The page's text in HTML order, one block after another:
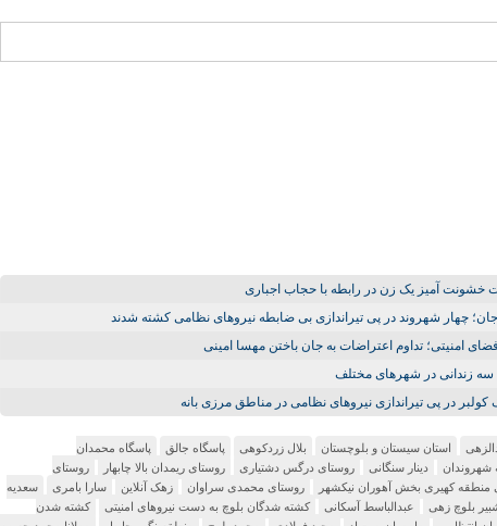
خشونت آمیز یک زن در رابطه با حجاب اجباری
چهار شهروند در پی تیراندازی بی ضابطه نیروهای نظامی کشته شدند
امنیتی؛ تداوم اعتراضات به جان باختن مهسا امینی
سه زندانی در شهرهای مختلف
در پی تیراندازی نیروهای نظامی در مناطق مرزی بانه
استان سیستان و بلوچستان بلال زردکوهی پاسگاه جالق
پاسگاه محمدان
شهروندان دینار سنگانی روستای درگس دشتیاری روستای ریمدان بالا چابهار
روستای
منطقه کهیری بخش آهوران نیکشهر روستای محمدی سراوان زهک آنلاین سارا بامری
سعدیه
بلوچ زهی عبدالباسط آسکانی کشته شدگان بلوچ به دست نیروهای امنیتی
کشته شدن